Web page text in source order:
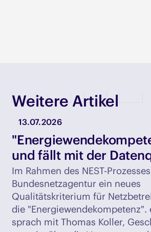
Weitere Artikel
13.07.2026
und fällt mit der
Im Rahmen des NEST-
Bundesnetzagentur ein neues
Qualitätskriterium für
die "Energiewendekompetenz".
sprach mit Thomas Koller,